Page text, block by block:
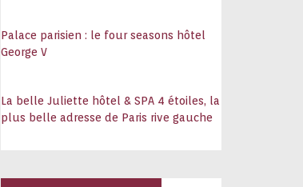
Palace parisien : le four seasons hôtel
George V
La belle Juliette hôtel & SPA 4 étoiles, la
plus belle adresse de Paris rive gauche